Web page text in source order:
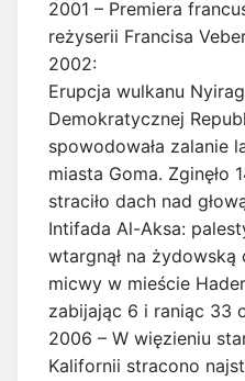
2001 – Premiera
reżyserii Francisa
2002:
Erupcja wulkanu
Demokratycznej
spowodowała zalanie
miasta Goma. Zginęło
straciło dach nad
Intifada Al-Aksa:
wtargnął na
micwy w mieście
zabijając 6 i raniąc 33
2006 – W więzieniu
Kalifornii stracono